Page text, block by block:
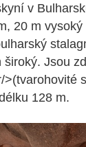
v
20 m
široký. Jsou
>(tvarohovité
128 m.